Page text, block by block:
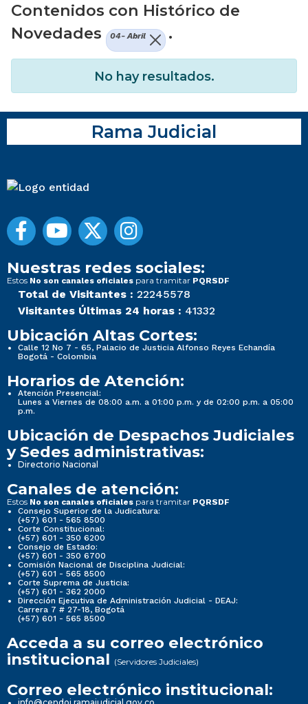
Contenidos con Histórico de
Novedades
04- Abril .
No hay resultados.
Rama Judicial
Nuestras redes sociales:
Estos No son canales oficiales para tramitar PQRSDF
Total de Visitantes : 22245578
Visitantes Últimas 24 horas : 41332
Ubicación Altas Cortes:
Calle 12 No 7 - 65, Palacio de Justicia Alfonso Reyes Echandía
Bogotá - Colombia
Horarios de Atención:
Atención Presencial:
Lunes a Viernes de 08:00 a.m. a 01:00 p.m. y de 02:00 p.m. a 05:00
p.m.
Ubicación de Despachos Judiciales
y Sedes administrativas:
Directorio Nacional
Canales de atención:
Estos No son canales oficiales para tramitar PQRSDF
Consejo Superior de la Judicatura:
(+57) 601 - 565 8500
Corte Constitucional:
(+57) 601 - 350 6200
Consejo de Estado:
(+57) 601 - 350 6700
Comisión Nacional de Disciplina Judicial:
(+57) 601 - 565 8500
Corte Suprema de Justicia:
(+57) 601 - 362 2000
Dirección Ejecutiva de Administración Judicial - DEAJ:
Carrera 7 # 27-18, Bogotá
(+57) 601 - 565 8500
Acceda a su correo electrónico
institucional (Servidores Judiciales)
Correo electrónico institucional: